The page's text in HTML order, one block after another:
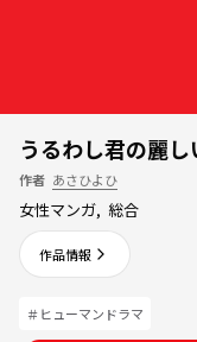
うるわし君の麗し
作者 あさひよひ
女性マンガ, 総合
作品情報
＃ヒューマンドラマ